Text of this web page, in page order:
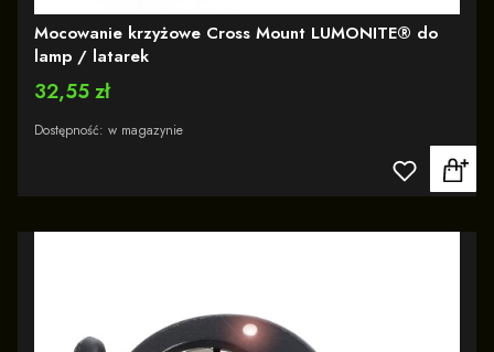
Mocowanie krzyżowe Cross Mount LUMONITE® do
lamp / latarek
Cena
32,55 zł
Dostępność: w magazynie